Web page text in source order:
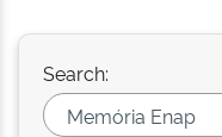
Search: